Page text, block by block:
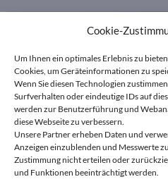
Cookie-
Um Ihnen ein optimales Erlebnis zu
Cookies, um Geräteinformationen zu
Wenn Sie diesen Technologien
Surfverhalten oder eindeutige IDs auf
werden zur Benutzerführung und
diese Webseite zu verbessern.
Unsere Partner erheben Daten und
Anzeigen einzublenden und Messwerte
Zustimmung nicht erteilen oder
und Funktionen beeinträchtigt werden.